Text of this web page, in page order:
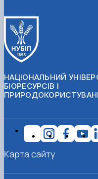
НАЦІОНАЛЬНИЙ
БІОРЕСУРСІВ І
Карта сайту